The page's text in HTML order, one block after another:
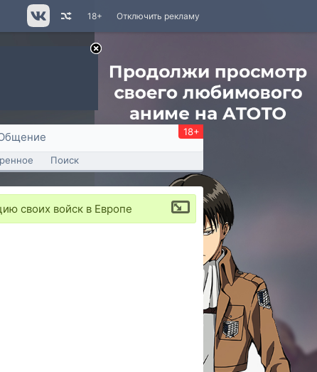
Отключить рекламу
18+
18+
Поиск
своих войск в Европе